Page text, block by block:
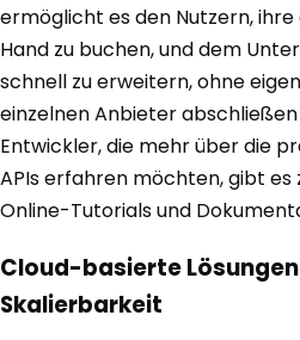
ermöglicht es den Nutzern,
Hand zu buchen, und dem
schnell zu erweitern, ohne
einzelnen Anbieter abschließen
Entwickler, die mehr über die
APIs erfahren möchten, gibt
Online-Tutorials und
Cloud-basierte
Skalierbarkeit